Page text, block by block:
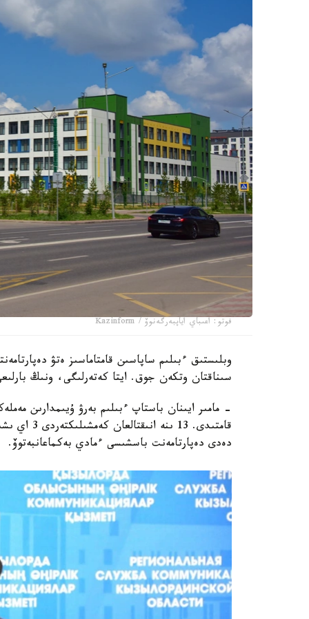
فوتو: اعىباي اياپبەرگەنوۆ / Kazinform
سىناقتان وتكەن جوق. ايتا كەتەرلىگى، ونىڭ
قامتىدى.
دەدى دەپارتامەنت باسشىسى ءمادي بەكماعانبەتوۆ.